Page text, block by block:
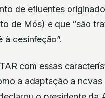
de efluentes
de Mós) e que “são
desinfeção”.
com essas
a adaptação a novas